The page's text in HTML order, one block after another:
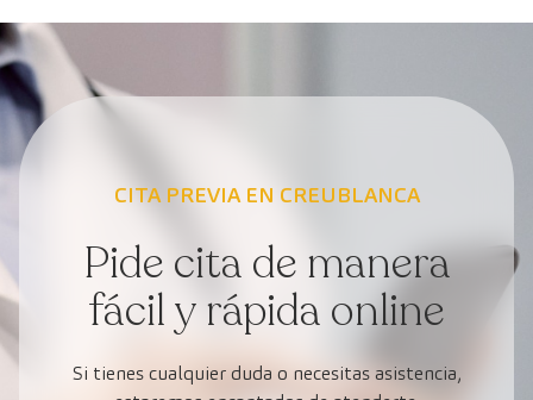
CITA PREVIA EN CREUBLANCA
Pide cita de manera
fácil y rápida online
Si tienes cualquier duda o necesitas asistencia,